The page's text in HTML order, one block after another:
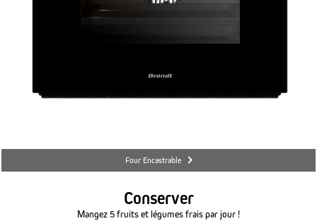
Four Encastrable
Conserver
Mangez 5 fruits et légumes frais par jour !